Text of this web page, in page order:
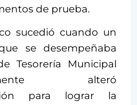
de prueba.
sucedió cuando un
se desempeñaba
Tesorería Municipal
alteró
para lograr la